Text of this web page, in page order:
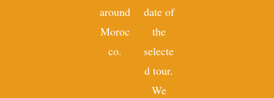
around
Moroc
co.
date of
the
selecte
d tour.
We